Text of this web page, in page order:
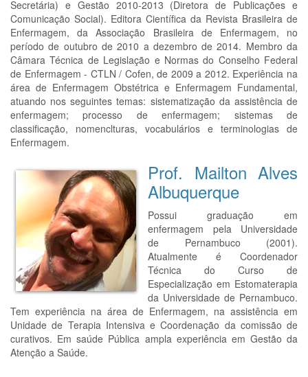
Secretária) e Gestão 2010-2013 (Diretora de Publicações e
Comunicação Social). Editora Científica da Revista Brasileira de
Enfermagem, da Associação Brasileira de Enfermagem, no
período de outubro de 2010 a dezembro de 2014. Membro da
Câmara Técnica de Legislação e Normas do Conselho Federal
de Enfermagem - CTLN / Cofen, de 2009 a 2012. Experiência na
área de Enfermagem Obstétrica e Enfermagem Fundamental,
atuando nos seguintes temas: sistematização da assistência de
enfermagem; processo de enfermagem; sistemas de
classificação, nomenclturas, vocabulários e terminologias de
Enfermagem.
Prof. Mailton Alves
Albuquerque
Possui graduação em
enfermagem pela Universidade
de Pernambuco (2001).
Atualmente é Coordenador
Técnica do Curso de
Especialização em Estomaterapia
da Universidade de Pernambuco.
Tem experiência na área de Enfermagem, na assistência em
Unidade de Terapia Intensiva e Coordenação da comissão de
curativos. Em saúde Pública ampla experiência em Gestão da
Atenção a Saúde.